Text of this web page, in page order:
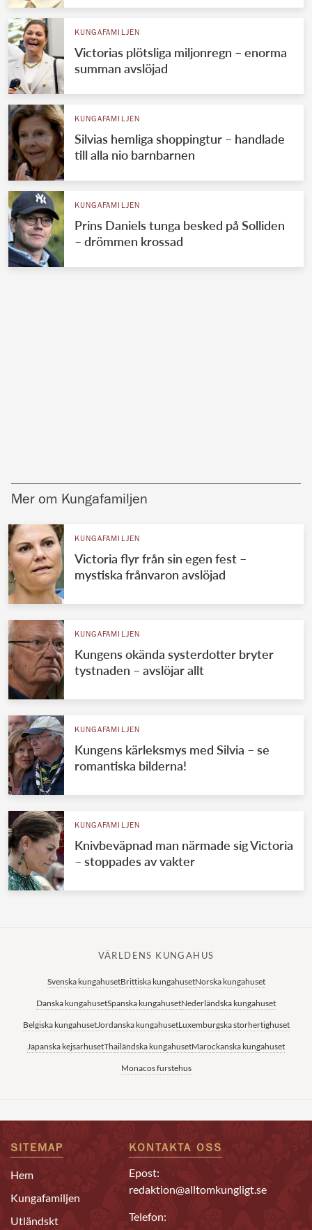
KUNGAFAMILJEN
Victorias plötsliga miljonregn – enorma
summan avslöjad
KUNGAFAMILJEN
Silvias hemliga shoppingtur – handlade
till alla nio barnbarnen
KUNGAFAMILJEN
Prins Daniels tunga besked på Solliden
– drömmen krossad
Mer om Kungafamiljen
KUNGAFAMILJEN
Victoria flyr från sin egen fest –
mystiska frånvaron avslöjad
KUNGAFAMILJEN
Kungens okända systerdotter bryter
tystnaden – avslöjar allt
KUNGAFAMILJEN
Kungens kärleksmys med Silvia – se
romantiska bilderna!
KUNGAFAMILJEN
Knivbeväpnad man närmade sig Victoria
– stoppades av vakter
VÄRLDENS KUNGAHUS
Svenska kungahusetBrittiska kungahusetNorska kungahuset
Danska kungahusetSpanska kungahusetNederländska kungahuset
Belgiska kungahusetJordanska kungahusetLuxemburgska storhertighuset
Japanska kejsarhusetThailändska kungahusetMarockanska kungahuset
Monacos furstehus
SITEMAP
Hem
Kungafamiljen
Utländskt
KONTAKTA OSS
Epost:
redaktion@alltomkungligt.se
Telefon: